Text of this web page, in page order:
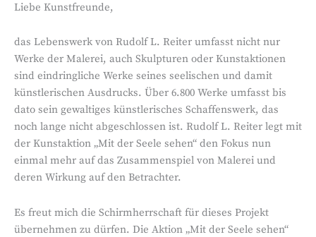
Liebe Kunstfreunde,
das Lebenswerk von Rudolf L. Reiter umfasst nicht nur
Werke der Malerei, auch Skulpturen oder Kunstaktionen
sind eindringliche Werke seines seelischen und damit
künstlerischen Ausdrucks. Über 6.800 Werke umfasst bis
dato sein gewaltiges künstlerisches Schaffenswerk, das
noch lange nicht abgeschlossen ist. Rudolf L. Reiter legt mit
der Kunstaktion „Mit der Seele sehen“ den Fokus nun
einmal mehr auf das Zusammenspiel von Malerei und
deren Wirkung auf den Betrachter.
Es freut mich die Schirmherrschaft für dieses Projekt
übernehmen zu dürfen. Die Aktion „Mit der Seele sehen“